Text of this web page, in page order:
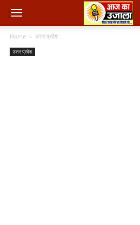
Home उत्तर प्रदेश
उत्तर प्रदेश